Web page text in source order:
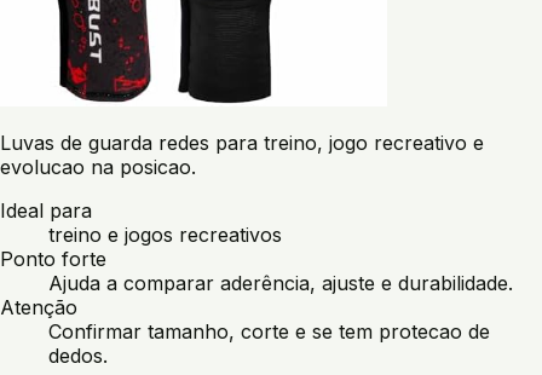
Luvas de guarda redes para treino, jogo recreativo e
evolucao na posicao.
Ideal para
treino e jogos recreativos
Ponto forte
Ajuda a comparar aderência, ajuste e durabilidade.
Atenção
Confirmar tamanho, corte e se tem protecao de
dedos.